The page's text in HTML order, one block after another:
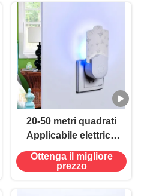
volante
20-50 metri quadrati
Applicabile elettrico
per parete con presa
di corrente UV
Ottenga il migliore
prezzo